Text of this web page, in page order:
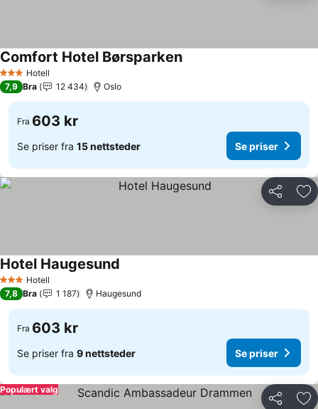
3 StjernerHotell
Comfort Hotel BørsparkenSe priser
7,9 Bra 12 434 Oslo
Fra 603 kr
Se priser fra 15 nettsteder Se priser
Del
3 StjernerHotell
Hotel Haugesund
7,8 Bra 1 187 Haugesund
Fra 603 kr
Se priser fra 9 nettsteder Se priser
Del
Populært valg